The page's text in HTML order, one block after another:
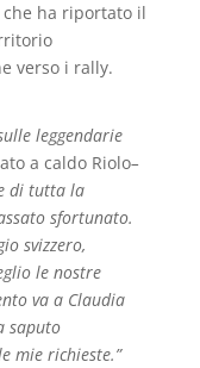
ha riportato il
verso i rally.
leggendarie
a caldo Riolo–
di tutta la
sfortunato.
svizzero,
le nostre
va a Claudia
saputo
mie richieste.”